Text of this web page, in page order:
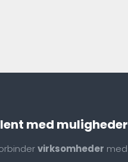
med muligheder
virksomheder med